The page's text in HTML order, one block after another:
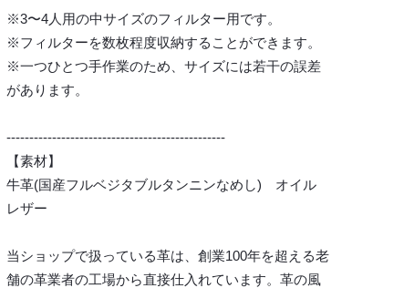
※3〜4人用の中サイズのフィルター用です。
※フィルターを数枚程度収納することができます。
※一つひとつ手作業のため、サイズには若干の誤差
があります。
------------------------------------------------
【素材】
牛革(国産フルベジタブルタンニンなめし) オイル
レザー
当ショップで扱っている革は、創業100年を超える老
舗の革業者の工場から直接仕入れています。革の風